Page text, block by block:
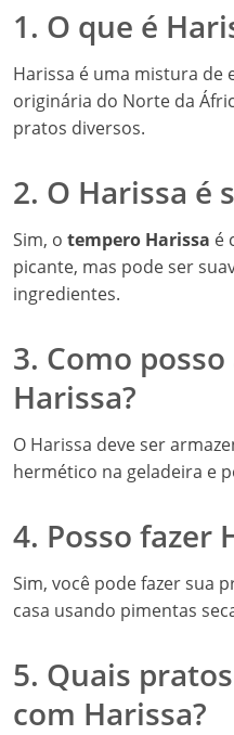
1. O que é
Harissa é uma mistura de
originária do Norte da
pratos diversos.
2. O Harissa é
Sim, o tempero Harissa é
picante, mas pode ser
ingredientes.
3. Como
Harissa?
O Harissa deve ser
hermético na geladeira e
4. Posso fazer
Sim, você pode fazer sua
casa usando pimentas
5. Quais
com Harissa?